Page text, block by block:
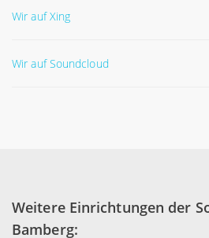
Wir auf Xing
Wir auf Soundcloud
Weitere Einrichtungen der
Bamberg: